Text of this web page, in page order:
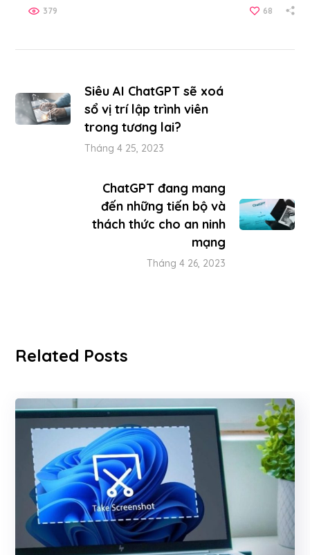
68
379
Siêu AI ChatGPT sẽ xoá
sổ vị trí lập trình viên
trong tương lai?
Tháng 4 25, 2023
ChatGPT đang mang
đến những tiến bộ và
thách thức cho an ninh
mạng
Tháng 4 26, 2023
Related Posts